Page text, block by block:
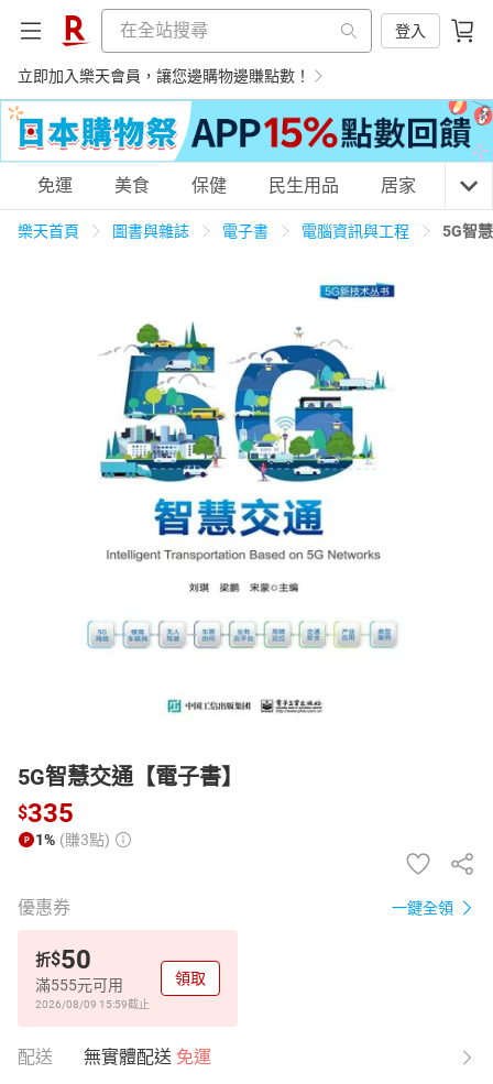
登入
立即加入樂天會員，讓您邊購物邊賺點數！
購物網分類
養生保健 民生用品
3C家電 運動休閒
男裝 化妝保養
HOT
免運 美食 保健 民生用品 居家 3C
樂天首頁 圖書與雜誌 電子書 電腦資訊與工程 5G智
5G智慧交通【電子書】
$335
1% (賺3點)
優惠券 一鍵全領
折$50
滿555元可用
2026/08/09 15:59截止
領取
配送 無實體配送 免運